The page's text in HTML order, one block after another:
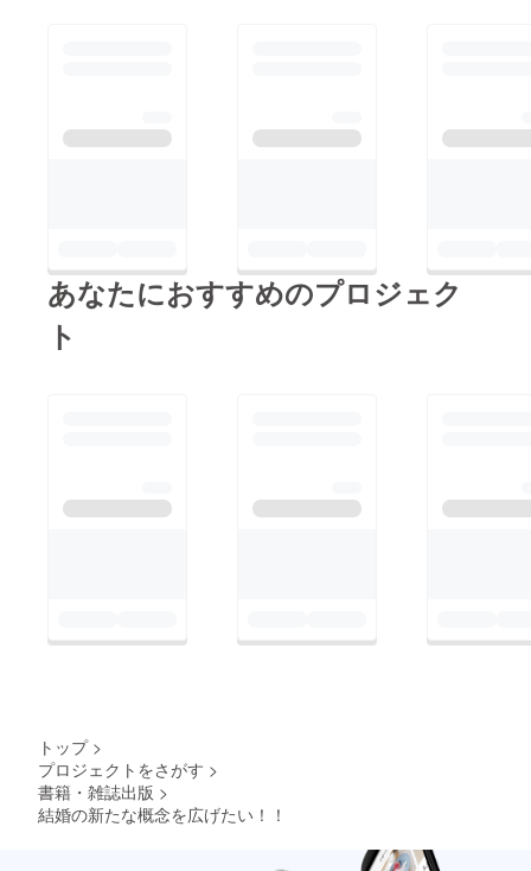
あなたにおすすめのプロジェク
ト
トップ >
プロジェクトをさがす >
書籍・雑誌出版 >
結婚の新たな概念を広げたい！！